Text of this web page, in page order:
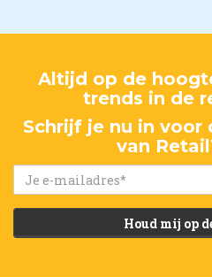
Altijd op de
trends in de
Schrijf je nu in voor
van
Houd mij op